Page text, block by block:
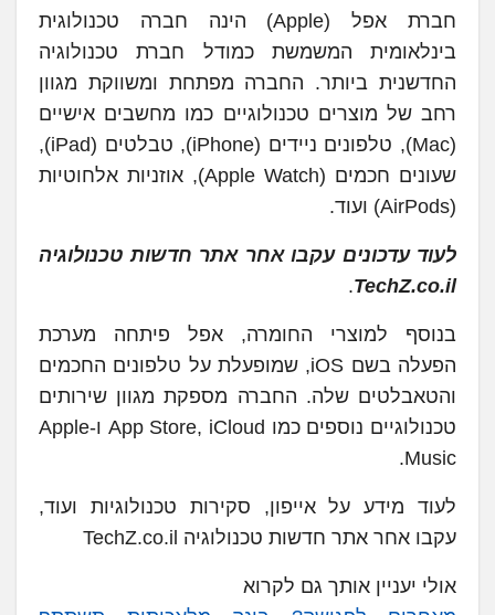
חברת אפל (Apple) הינה חברה טכנולוגית
בינלאומית המשמשת כמודל חברת טכנולוגיה
החדשנית ביותר. החברה מפתחת ומשווקת מגוון
רחב של מוצרים טכנולוגיים כמו מחשבים אישיים
(Mac), טלפונים ניידים (iPhone), טבלטים (iPad),
שעונים חכמים (Apple Watch), אוזניות אלחוטיות
(AirPods) ועוד.
לעוד עדכונים עקבו אחר אתר חדשות טכנולוגיה
TechZ.co.il
.
בנוסף למוצרי החומרה, אפל פיתחה מערכת
הפעלה בשם iOS, שמופעלת על טלפונים החכמים
והטאבלטים שלה. החברה מספקת מגוון שירותים
טכנולוגיים נוספים כמו App Store, iCloud ו-Apple
Music.
לעוד מידע על אייפון, סקירות טכנולוגיות ועוד,
עקבו אחר אתר חדשות טכנולוגיה TechZ.co.il
אולי יעניין אותך גם לקרוא